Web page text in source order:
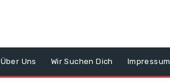
Über Uns Wir Suchen Dich Impressum